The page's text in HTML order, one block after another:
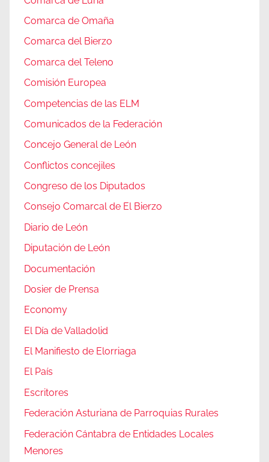
Comarca de Omaña
Comarca del Bierzo
Comarca del Teleno
Comisión Europea
Competencias de las ELM
Comunicados de la Federación
Concejo General de León
Conflictos concejiles
Congreso de los Diputados
Consejo Comarcal de El Bierzo
Diario de León
Diputación de León
Documentación
Dosier de Prensa
Economy
El Día de Valladolid
El Manifiesto de Elorriaga
El País
Escritores
Federación Asturiana de Parroquias Rurales
Federación Cántabra de Entidades Locales
Menores